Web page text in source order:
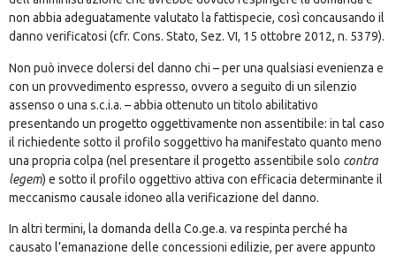
non abbia adeguatamente valutato la fattispecie, così concausando il
danno verificatosi (cfr. Cons. Stato, Sez. VI, 15 ottobre 2012, n. 5379).
Non può invece dolersi del danno chi – per una qualsiasi evenienza e
con un provvedimento espresso, ovvero a seguito di un silenzio
assenso o una s.c.i.a. – abbia ottenuto un titolo abilitativo
presentando un progetto oggettivamente non assentibile: in tal caso
il richiedente sotto il profilo soggettivo ha manifestato quanto meno
una propria colpa (nel presentare il progetto assentibile solo contra
legem) e sotto il profilo oggettivo attiva con efficacia determinante il
meccanismo causale idoneo alla verificazione del danno.
In altri termini, la domanda della Co.ge.a. va respinta perché ha
causato l’emanazione delle concessioni edilizie, per avere appunto